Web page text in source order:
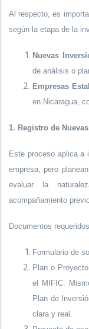
Al respecto, es
según la etapa de la
Nuevas
de análisis o
Empresas
en Nicaragua,
1. Registro de
Este proceso aplica a
empresa, pero
evaluar la
acompañamiento
Documentos
Formulario de
Plan o
el MIFIC.
Plan de
clara y real.